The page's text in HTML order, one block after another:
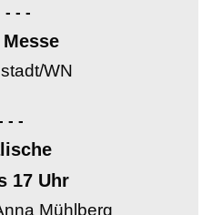
- - -
WN
- -
17 Uhr
Mühlberg